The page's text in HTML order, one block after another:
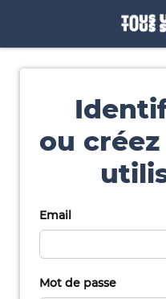
ou
Email
Mot de passe